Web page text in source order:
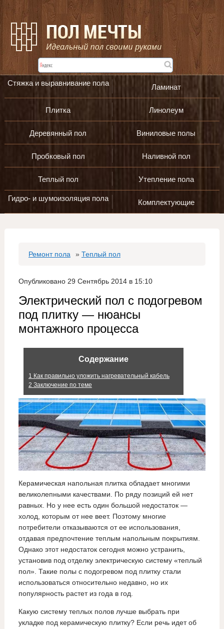
Стяжка и выравнивание пола Ламинат
Плитка Линолеум
Деревянный пол Виниловые полы
Пробковый пол Наливной пол
Теплый пол Утепление пола
Гидро- и шумоизоляция пола Комплектующие
Ремонт пола » Теплый пол
Опубликовано 29 Сентябрь 2014 в 15:10
Электрический пол с подогревом
под плитку — нюансы
монтажного процесса
Содержание
1 Как правильно уложить нагревательный кабель
2 Заключение по теме
Керамическая напольная плитка обладает многими
великолепными качествами. По ряду позиций ей нет
равных. Но у нее есть один большой недостаток —
холод, которым от нее веет. Поэтому многие
потребители отказываются от ее использования,
отдавая предпочтение теплым напольным покрытиям.
Однако этот недостаток сегодня можно устранить,
установив под отделку электрическую систему «теплый
пол». Такие полы с подогревом под плитку стали
использоваться относительно недавно, но их
популярность растет из года в год.
Какую систему теплых полов лучше выбрать при
укладке под керамическую плитку? Если речь идет об